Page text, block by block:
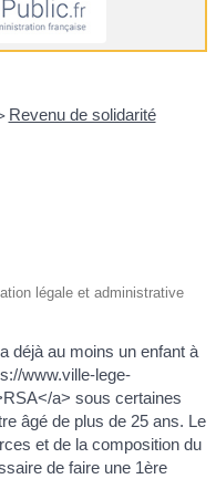
> Revenu de solidarité
légale et administrative
déjà au moins un enfant à
www.ville-lege-
a> sous certaines
âgé de plus de 25 ans. Le
et de la composition du
de faire une 1ère